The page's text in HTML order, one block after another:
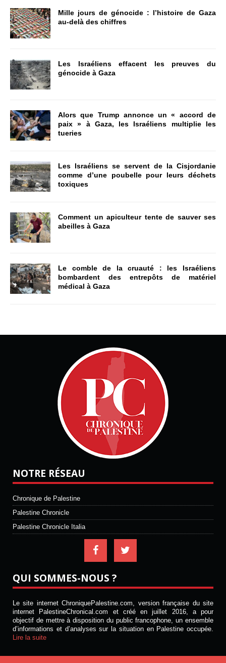
Mille jours de génocide : l’histoire de Gaza
au-delà des chiffres
Les Israéliens effacent les preuves du
génocide à Gaza
Alors que Trump annonce un « accord de
paix » à Gaza, les Israéliens multiplie les
tueries
Les Israéliens se servent de la Cisjordanie
comme d’une poubelle pour leurs déchets
toxiques
Comment un apiculteur tente de sauver ses
abeilles à Gaza
Le comble de la cruauté : les Israéliens
bombardent des entrepôts de matériel
médical à Gaza
NOTRE RÉSEAU
Chronique de Palestine
Palestine Chronicle
Palestine Chronicle Italia
QUI SOMMES-NOUS ?
Le site internet ChroniquePalestine.com, version française du site
internet PalestineChronical.com et créé en juillet 2016, a pour
objectif de mettre à disposition du public francophone, un ensemble
d’informations et d’analyses sur la situation en Palestine occupée.
Lire la suite